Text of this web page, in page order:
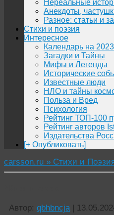
Нереальные
Анекдоты,
Разное: статьи и
Стихи и поэзия
Интересное
Календарь на
Загадки и Тайны
Мифы и Легенды
Исторические
Известные люди
НЛО и тайны
Польза и Вред
Психология
Рейтинг ТОП-100
Рейтинг авторов
Издательства
[+ Опубликовать]
carsson.ru » Стихи и
Автор: qbhbncja |